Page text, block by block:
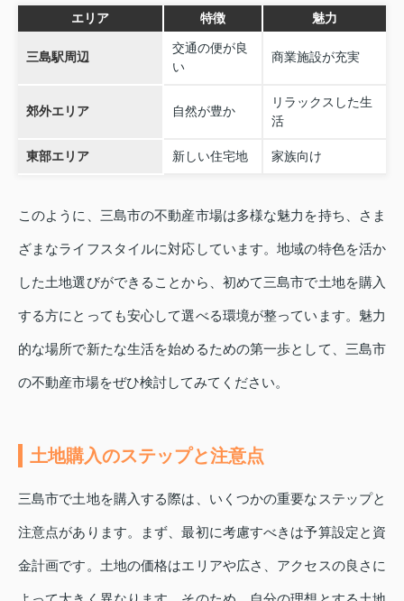
エリア 特徴 魅力
三島駅周辺
交通の便が良
い
商業施設が充実
郊外エリア 自然が豊か
リラックスした生
活
東部エリア 新しい住宅地 家族向け
このように、三島市の不動産市場は多様な魅力を持ち、さま
ざまなライフスタイルに対応しています。地域の特色を活か
した土地選びができることから、初めて三島市で土地を購入
する方にとっても安心して選べる環境が整っています。魅力
的な場所で新たな生活を始めるための第一歩として、三島市
の不動産市場をぜひ検討してみてください。
土地購入のステップと注意点
三島市で土地を購入する際は、いくつかの重要なステップと
注意点があります。まず、最初に考慮すべきは予算設定と資
金計画です。土地の価格はエリアや広さ、アクセスの良さに